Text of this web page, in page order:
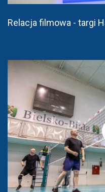
Relacja filmowa - targi